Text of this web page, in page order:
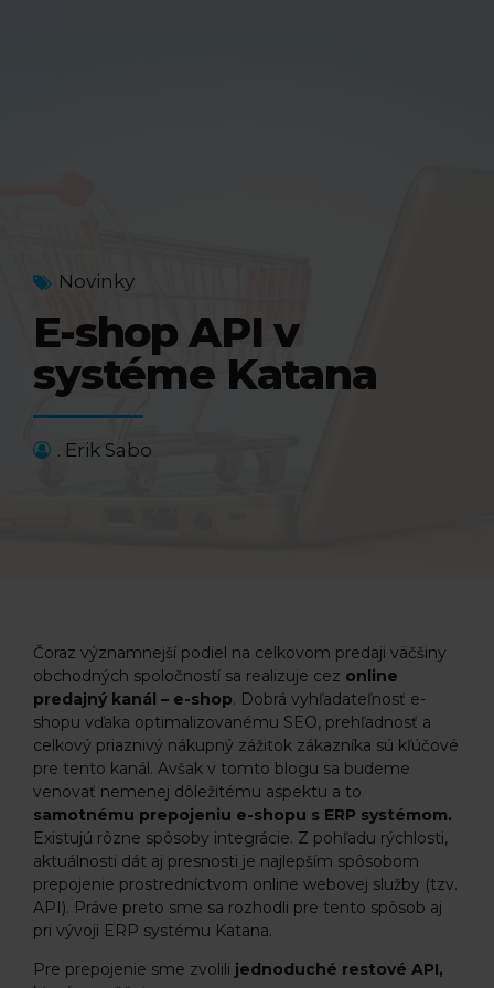
Novinky
E-shop API v
systéme Katana
. Erik Sabo
Čoraz významnejší podiel na celkovom predaji väčšiny
obchodných spoločností sa realizuje cez online
predajný kanál – e-shop. Dobrá vyhľadateľnosť e-
shopu vďaka optimalizovanému SEO, prehľadnosť a
celkový priaznivý nákupný zážitok zákazníka sú kľúčové
pre tento kanál. Avšak v tomto blogu sa budeme
venovať nemenej dôležitému aspektu a to
samotnému prepojeniu e-shopu s ERP systémom.
Existujú rôzne spôsoby integrácie. Z pohľadu rýchlosti,
aktuálnosti dát aj presnosti je najlepším spôsobom
prepojenie prostredníctvom online webovej služby (tzv.
API). Práve preto sme sa rozhodli pre tento spôsob aj
pri vývoji ERP systému Katana.
Pre prepojenie sme zvolili jednoduché restové API,